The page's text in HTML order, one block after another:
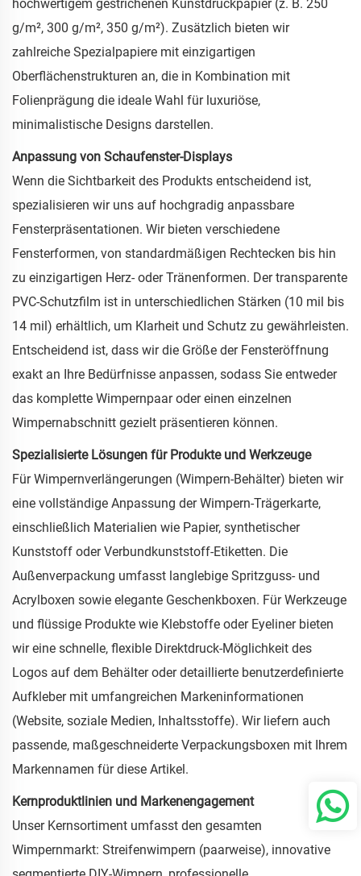
hochwertigem gestrichenen Kunstdruckpapier (z. B. 250
g/m², 300 g/m², 350 g/m²). Zusätzlich bieten wir
zahlreiche Spezialpapiere mit einzigartigen
Oberflächenstrukturen an, die in Kombination mit
Folienprägung die ideale Wahl für luxuriöse,
minimalistische Designs darstellen.
Anpassung von Schaufenster-Displays
Wenn die Sichtbarkeit des Produkts entscheidend ist,
spezialisieren wir uns auf hochgradig anpassbare
Fensterpräsentationen. Wir bieten verschiedene
Fensterformen, von standardmäßigen Rechtecken bis hin
zu einzigartigen Herz- oder Tränenformen. Der transparente
PVC-Schutzfilm ist in unterschiedlichen Stärken (10 mil bis
14 mil) erhältlich, um Klarheit und Schutz zu gewährleisten.
Entscheidend ist, dass wir die Größe der Fensteröffnung
exakt an Ihre Bedürfnisse anpassen, sodass Sie entweder
das komplette Wimpernpaar oder einen einzelnen
Wimpernabschnitt gezielt präsentieren können.
Spezialisierte Lösungen für Produkte und Werkzeuge
Für Wimpernverlängerungen (Wimpern-Behälter) bieten wir
eine vollständige Anpassung der Wimpern-Trägerkarte,
einschließlich Materialien wie Papier, synthetischer
Kunststoff oder Verbundkunststoff-Etiketten. Die
Außenverpackung umfasst langlebige Spritzguss- und
Acrylboxen sowie elegante Geschenkboxen. Für Werkzeuge
und flüssige Produkte wie Klebstoffe oder Eyeliner bieten
wir eine schnelle, flexible Direktdruck-Möglichkeit des
Logos auf dem Behälter oder detaillierte benutzerdefinierte
Aufkleber mit umfangreichen Markeninformationen
(Website, soziale Medien, Inhaltsstoffe). Wir liefern auch
passende, maßgeschneiderte Verpackungsboxen mit Ihrem
Markennamen für diese Artikel.
Kernproduktlinien und Markenengagement
Unser Kernsortiment umfasst den gesamten
Wimpernmarkt: Streifenwimpern (paarweise), innovative